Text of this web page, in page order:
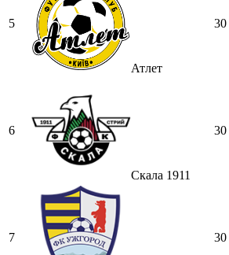
5
Атлет
30
6
Скала 1911
30
7 30